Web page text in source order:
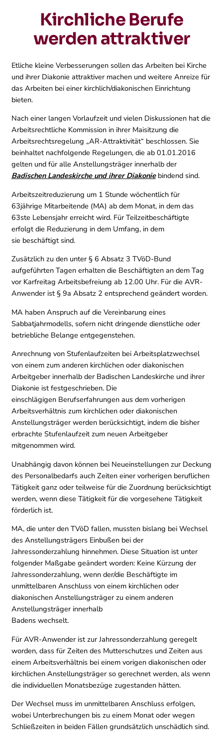
Kirchliche Berufe
werden attraktiver
Etliche kleine Verbesserungen sollen das Arbeiten bei Kirche
und ihrer Diakonie attraktiver machen und weitere Anreize für
das Arbeiten bei einer kirchlich/diakonischen Einrichtung
bieten.
Nach einer langen Vorlaufzeit und vielen Diskussionen hat die
Arbeitsrechtliche Kommission in ihrer Maisitzung die
Arbeitsrechtsregelung „AR-Attraktivität“ beschlossen. Sie
beinhaltet nachfolgende Regelungen, die ab 01.01.2016
gelten und für alle Anstellungsträger innerhalb der
Badischen Landeskirche und ihrer Diakoniebindend sind.
Arbeitszeitreduzierung um 1 Stunde wöchentlich für
63jährige Mitarbeitende (MA) ab dem Monat, in dem das
63ste Lebensjahr erreicht wird. Für Teilzeitbeschäftigte
erfolgt die Reduzierung in dem Umfang, in dem
sie beschäftigt sind.
Zusätzlich zu den unter § 6 Absatz 3 TVöD-Bund
aufgeführten Tagen erhalten die Beschäftigten an dem Tag
vor Karfreitag Arbeitsbefreiung ab 12.00 Uhr. Für die AVR-
Anwender ist § 9a Absatz 2 entsprechend geändert worden.
MA haben Anspruch auf die Vereinbarung eines
Sabbatjahrmodells, sofern nicht dringende dienstliche oder
betriebliche Belange entgegenstehen.
Anrechnung von Stufenlaufzeiten bei Arbeitsplatzwechsel
von einem zum anderen kirchlichen oder diakonischen
Arbeitgeber innerhalb der Badischen Landeskirche und ihrer
Diakonie ist festgeschrieben. Die
einschlägigen Berufserfahrungen aus dem vorherigen
Arbeitsverhältnis zum kirchlichen oder diakonischen
Anstellungsträger werden berücksichtigt, indem die bisher
erbrachte Stufenlaufzeit zum neuen Arbeitgeber
mitgenommen wird.
Unabhängig davon können bei Neueinstellungen zur Deckung
des Personalbedarfs auch Zeiten einer vorherigen beruflichen
Tätigkeit ganz oder teilweise für die Zuordnung berücksichtigt
werden, wenn diese Tätigkeit für die vorgesehene Tätigkeit
förderlich ist.
MA, die unter den TVöD fallen, mussten bislang bei Wechsel
des Anstellungsträgers Einbußen bei der
Jahressonderzahlung hinnehmen. Diese Situation ist unter
folgender Maßgabe geändert worden: Keine Kürzung der
Jahressonderzahlung, wenn der/die Beschäftigte im
unmittelbaren Anschluss von einem kirchlichen oder
diakonischen Anstellungsträger zu einem anderen
Anstellungsträger innerhalb
Badens wechselt.
Für AVR-Anwender ist zur Jahressonderzahlung geregelt
worden, dass für Zeiten des Mutterschutzes und Zeiten aus
einem Arbeitsverhältnis bei einem vorigen diakonischen oder
kirchlichen Anstellungsträger so gerechnet werden, als wenn
die individuellen Monatsbezüge zugestanden hätten.
Der Wechsel muss im unmittelbaren Anschluss erfolgen,
wobei Unterbrechungen bis zu einem Monat oder wegen
Schließzeiten in beiden Fällen grundsätzlich unschädlich sind.